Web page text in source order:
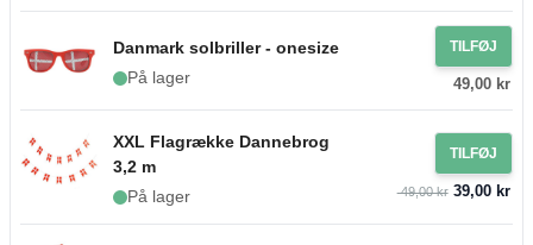
Danmark solbriller - onesize
På lager
TILFØJ
49,00 kr
XXL Flagrække Dannebrog
3,2 m
På lager
TILFØJ
49,00 kr39,00 kr